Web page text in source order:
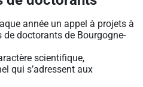
année un appel à projets à
doctorants de Bourgogne-
scientifique,
qui s’adressent aux